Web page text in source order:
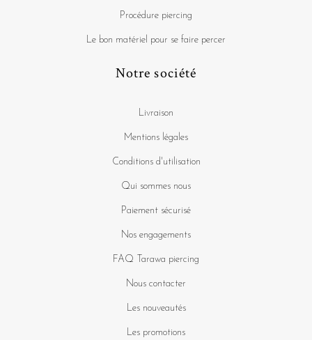
Procédure piercing
Le bon matériel pour se faire percer
Notre société
Livraison
Mentions légales
Conditions d'utilisation
Qui sommes nous
Paiement sécurisé
Nos engagements
FAQ Tarawa piercing
Nous contacter
Les nouveautés
Les promotions